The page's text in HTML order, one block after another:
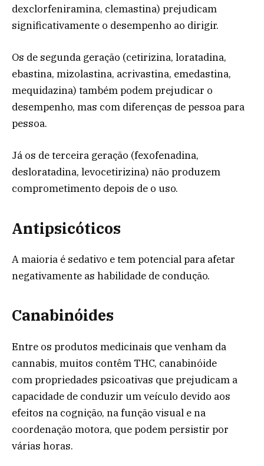
dexclorfeniramina, clemastina) prejudicam
significativamente o desempenho ao dirigir.
Os de segunda geração (cetirizina, loratadina,
ebastina, mizolastina, acrivastina, emedastina,
mequidazina) também podem prejudicar o
desempenho, mas com diferenças de pessoa para
pessoa.
Já os de terceira geração (fexofenadina,
desloratadina, levocetirizina) não produzem
comprometimento depois de o uso.
Antipsicóticos
A maioria é sedativo e tem potencial para afetar
negativamente as habilidade de condução.
Canabinóides
Entre os produtos medicinais que venham da
cannabis, muitos contêm THC, canabinóide
com propriedades psicoativas que prejudicam a
capacidade de conduzir um veículo devido aos
efeitos na cognição, na função visual e na
coordenação motora, que podem persistir por
várias horas.